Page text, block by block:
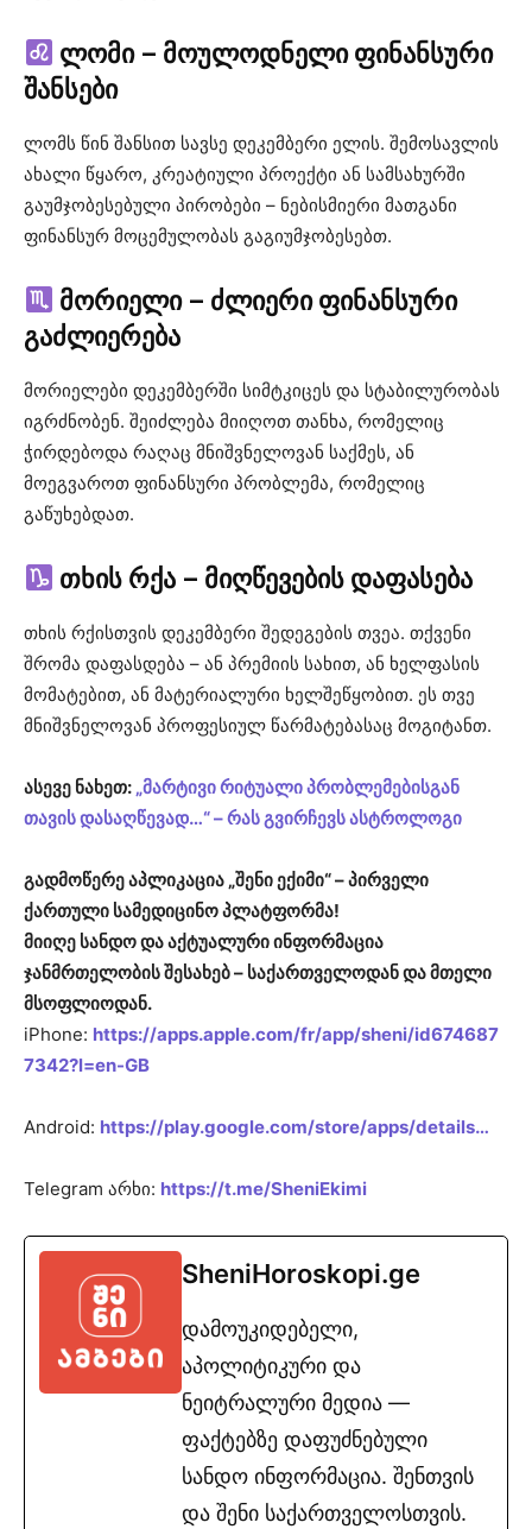
ლომი – მოულოდნელი ფინანსური
შანსები
ლომს წინ შანსით სავსე დეკემბერი ელის. შემოსავლის
ახალი წყარო, კრეატიული პროექტი ან სამსახურში
გაუმჯობესებული პირობები – ნებისმიერი მათგანი
ფინანსურ მოცემულობას გაგიუმჯობესებთ.
მორიელი – ძლიერი ფინანსური
გაძლიერება
მორიელები დეკემბერში სიმტკიცეს და სტაბილურობას
იგრძნობენ. შეიძლება მიიღოთ თანხა, რომელიც
ჭირდებოდა რაღაც მნიშვნელოვან საქმეს, ან
მოეგვაროთ ფინანსური პრობლემა, რომელიც
გაწუხებდათ.
თხის რქა – მიღწევების დაფასება
თხის რქისთვის დეკემბერი შედეგების თვეა. თქვენი
შრომა დაფასდება – ან პრემიის სახით, ან ხელფასის
მომატებით, ან მატერიალური ხელშეწყობით. ეს თვე
მნიშვნელოვან პროფესიულ წარმატებასაც მოგიტანთ.
ასევე ნახეთ: „მარტივი რიტუალი პრობლემებისგან
თავის დასაღწევად…“ – რას გვირჩევს ასტროლოგი
გადმოწერე აპლიკაცია „შენი ექიმი“ – პირველი
ქართული სამედიცინო პლატფორმა!
მიიღე სანდო და აქტუალური ინფორმაცია
ჯანმრთელობის შესახებ – საქართველოდან და მთელი
მსოფლიოდან.
iPhone: https://apps.apple.com/fr/app/sheni/id674687
7342?l=en-GB
Android: https://play.google.com/store/apps/details…
Telegram არხი: https://t.me/SheniEkimi
SheniHoroskopi.ge
დამოუკიდებელი,
აპოლიტიკური და
ნეიტრალური მედია —
ფაქტებზე დაფუძნებული
სანდო ინფორმაცია. შენთვის
და შენი საქართველოსთვის.